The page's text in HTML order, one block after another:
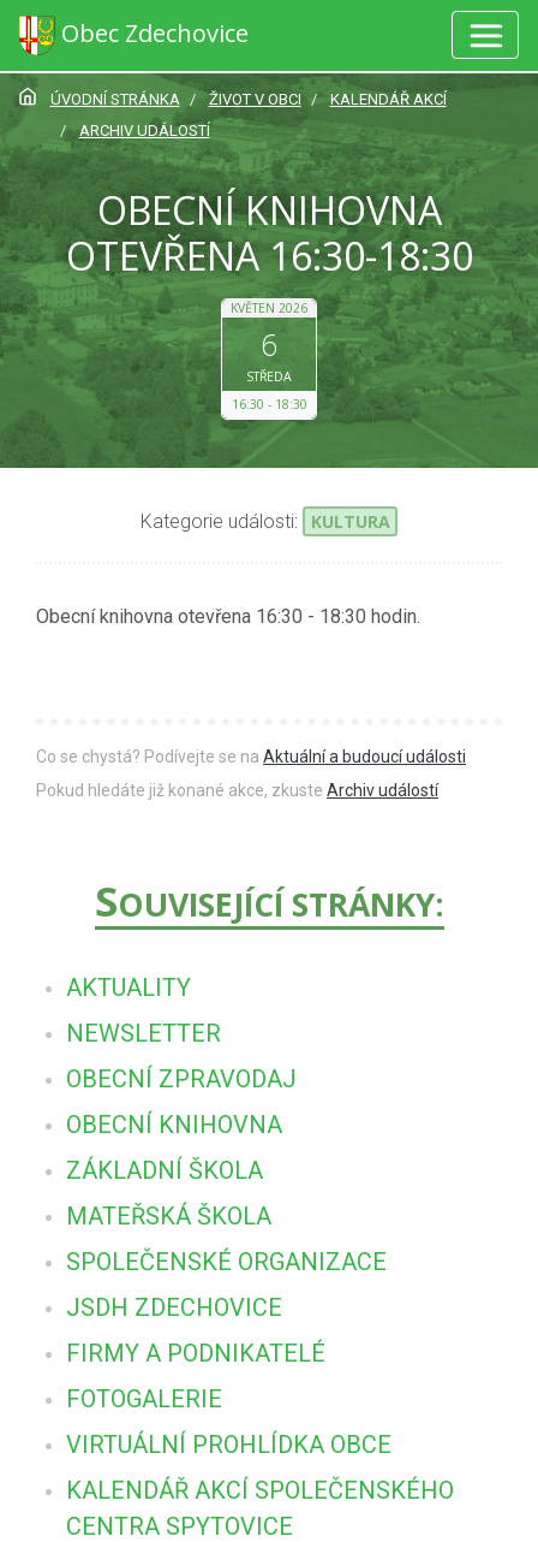
Obec Zdechovice
ÚVODNÍ STRÁNKA ŽIVOT V OBCI
KALENDÁŘ AKCÍ
ARCHIV UDÁLOSTÍ
OBECNÍ KNIHOVNA
OTEVŘENA 16:30-18:30
KVĚTEN 2026
6
STŘEDA
16:30
18:30
Kategorie události: KULTURA
Obecní knihovna otevřena 16:30 - 18:30 hodin.
Co se chystá? Podívejte se na Aktuální a budoucí události
Pokud hledáte již konané akce, zkuste Archiv událostí
SOUVISEJÍCÍ STRÁNKY:
AKTUALITY
NEWSLETTER
OBECNÍ ZPRAVODAJ
OBECNÍ KNIHOVNA
ZÁKLADNÍ ŠKOLA
MATEŘSKÁ ŠKOLA
SPOLEČENSKÉ ORGANIZACE
JSDH ZDECHOVICE
FIRMY A PODNIKATELÉ
FOTOGALERIE
VIRTUÁLNÍ PROHLÍDKA OBCE
KALENDÁŘ AKCÍ SPOLEČENSKÉHO
CENTRA SPYTOVICE